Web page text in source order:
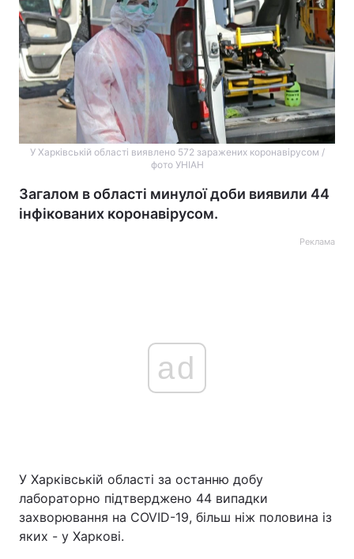
У Харківській області виявлено 572 заражених коронавірусом /
фото УНІАН
Загалом в області минулої доби виявили 44
інфікованих коронавірусом.
Реклама
ad
У Харківській області за останню добу
лабораторно підтверджено 44 випадки
захворювання на COVID-19, більш ніж половина із
яких - у Харкові.